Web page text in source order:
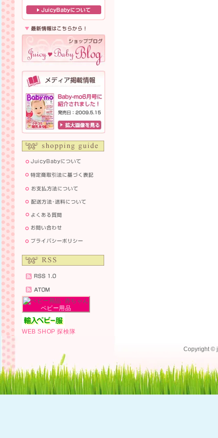
ベビー用品
WEB SHOP 探検隊
Copyright ©